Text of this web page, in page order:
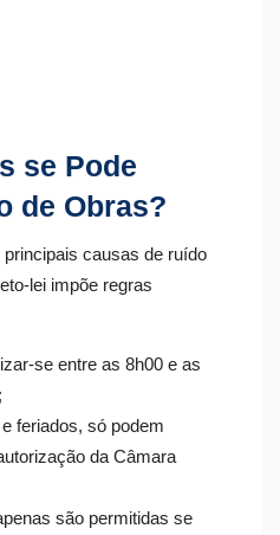
se Pode
de Obras?
causas de ruído
lei impõe regras
se entre as 8h00 e as
feriados, só podem
da Câmara
são permitidas se